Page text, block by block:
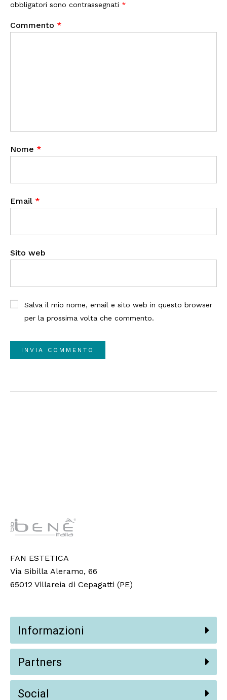
obbligatori sono contrassegnati *
Commento *
Nome *
Email *
Sito web
Salva il mio nome, email e sito web in questo browser
per la prossima volta che commento.
FAN ESTETICA
Via Sibilla Aleramo, 66
65012 Villareia di Cepagatti (PE)
Informazioni
Partners
Social